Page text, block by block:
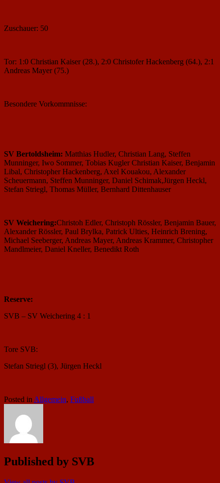
Zuschauer: 50
Tor: 1:0 Christian Kaiser (28.), 2:0 Christofer Hackenberg (64.), 2:1
Andreas Mayer (75.)
Besondere Vorkommnisse:
SV Bertoldsheim: Matthias Hudler, Christian Lang, Steffen
Munninger, Iwo Sommer, Tobias Kugler Christian Kaiser, Benjamin
Libal, Christopher Hackenberg, Axel Kouakou, Alexander
Scheuermann, Steffen Munninger, Daniel Schimak,Jürgen Heckl,
Stefan Striegl, Thomas Müller, Bernhard Dittenhauser
SV Weichering:Christoh Edler, Christoph Rössler, Benjamin Bauer,
Alexander Rössler, Paul Brylka, Patrick Ulties, Heinrich Brening,
Michael Seeberger, Andreas Mayer, Andreas Krammer, Christopher
Mandlmeier, Daniel Kneller, Benedikt Roth
Reserve:
SVB – SV Weichering 4 : 1
Tore SVB:
Stefan Striegl (3), Jürgen Heckl
Posted inAllgemein, Fußball
Published by SVB